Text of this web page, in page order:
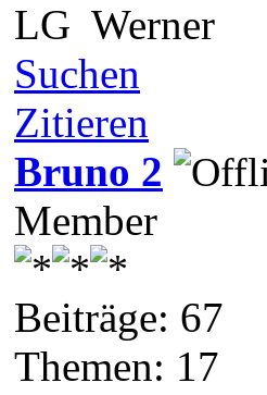
LG Werner
Suchen
Zitieren
Bruno 2
Member
Beiträge: 67
Themen: 17